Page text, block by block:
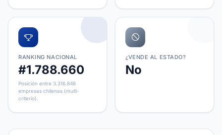
RANKING NACIONAL
#1.788.660
Posición entre 3.316.848
empresas chilenas (multi-
criterio).
¿VENDE AL ESTADO?
No